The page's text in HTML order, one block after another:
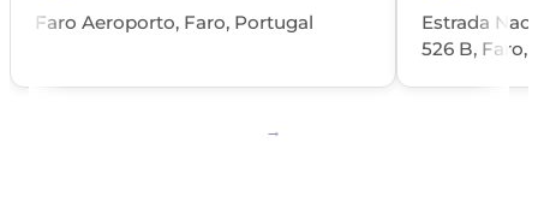
Faro Aeroporto, Faro, Portugal
Estrada
526 B, Faro,